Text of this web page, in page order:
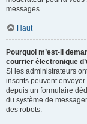
messages.
Haut
Pourquoi m’est-il
courrier électronique
Si les administrateurs
inscrits peuvent
depuis un formulaire
du système de
des robots.